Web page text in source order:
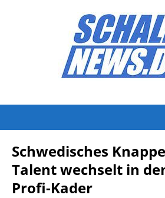
Schwedisches
Talent wechselt in
Profi-Kader